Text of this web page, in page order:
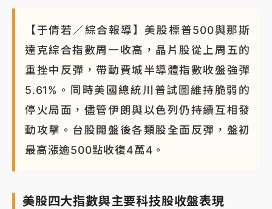
盟 兩大愛徒向他致
【于倩若／綜合報導】美股標普500與那斯
達克綜合指數周一收高，晶片股從上周五的
重挫中反彈，帶動費城半導體指數收盤強彈
5.61%。同時美國總統川普試圖維持脆弱的
停火局面，儘管伊朗與以色列仍持續互相發
動攻擊。台股開盤後各類股全面反彈，盤初
最高漲逾500點收復4萬4。
美股四大指數與主要科技股收盤表現